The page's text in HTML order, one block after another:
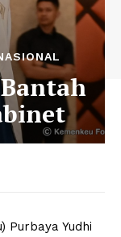
Purbaya Yudhi